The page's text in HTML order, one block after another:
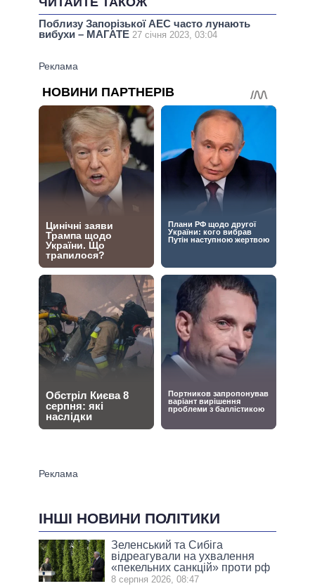
Поблизу Запорізької АЕС часто лунають
вибухи – МАГАТЕ 27 січня 2023, 03:04
ІНШІ НОВИНИ ПОЛІТИКИ
Зеленський та Сибіга
відреагували на ухвалення
«пекельних санкцій» проти рф
8 серпня 2026, 08:47